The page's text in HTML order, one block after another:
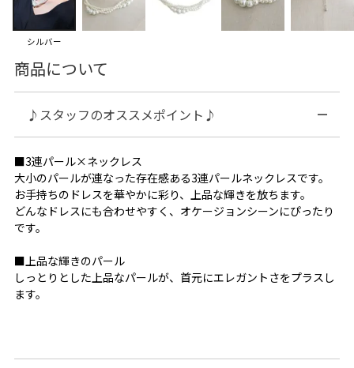
シルバー
商品について
♪スタッフのオススメポイント♪
■3連パール×ネックレス
大小のパールが連なった存在感ある3連パールネックレスです。
お手持ちのドレスを華やかに彩り、上品な輝きを放ちます。
どんなドレスにも合わせやすく、オケージョンシーンにぴったり
です。
■上品な輝きのパール
しっとりとした上品なパールが、首元にエレガントさをプラスし
ます。